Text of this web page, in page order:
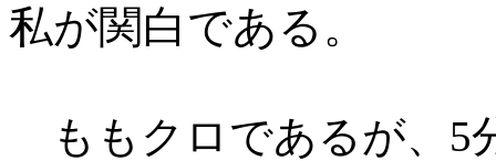
私が関白である 。
ももクロであるが、5